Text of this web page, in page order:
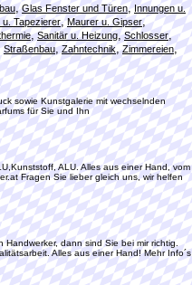
, Glas Fenster und Türen, Innungen u.
u. Tapezierer, Maurer u. Gipser,
, Sanitär u. Heizung, Schlosser,
Straßenbau, Zahntechnik, Zimmereien,
sowie Kunstgalerie mit wechselnden
für Sie und Ihn
ALU. Alles aus einer Hand, vom
Fragen Sie lieber gleich uns, wir helfen
dann sind Sie bei mir richtig.
Alles aus einer Hand! Mehr Info´s